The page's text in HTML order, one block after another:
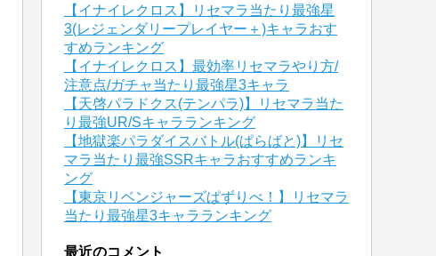
【イナイレクロス】リセマラ当たり最強星
3(レジェンダリープレイヤー＋)キャラおす
すめランキング
【イナイレクロス】最効率リセマラやり方/
注意点/ガチャ当たり最強星3キャラ
【天啓パラドクス(テンパラ)】リセマラ当た
り最強UR/Sキャラランキング
【地獄楽パラダイスバトル(ぱらばと)】リセ
マラ当たり最強SSRキャラおすすめランキ
ング
【東京リベンジャーズぱずりべ！】リセマラ
当たり最強星3キャラランキング
最近のコメント